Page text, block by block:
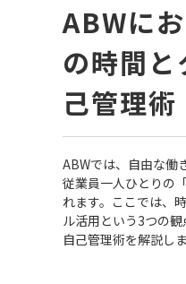
ABWに
の時間と
己管理術
ABWでは、自由な働
従業員一人ひとりの
れます。ここでは、
ル活用という3つの
自己管理術を解説しま